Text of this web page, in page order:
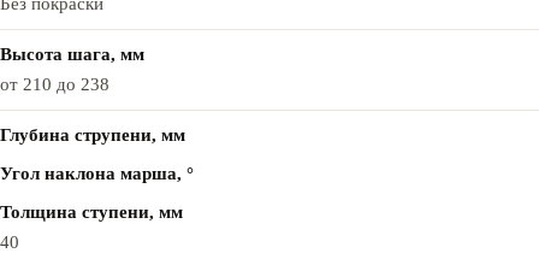
Высота шага, мм
от 210 до 238
Глубина струпени, мм
Угол наклона марша, °
Толщина ступени, мм
40